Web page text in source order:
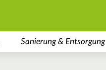
Sanierung & Entsorgung